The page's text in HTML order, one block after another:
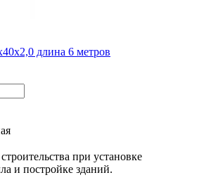
длина 6 метров
при установке
и постройке зданий.